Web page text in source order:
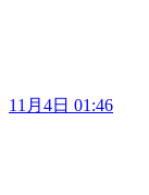
11月4日 01:46